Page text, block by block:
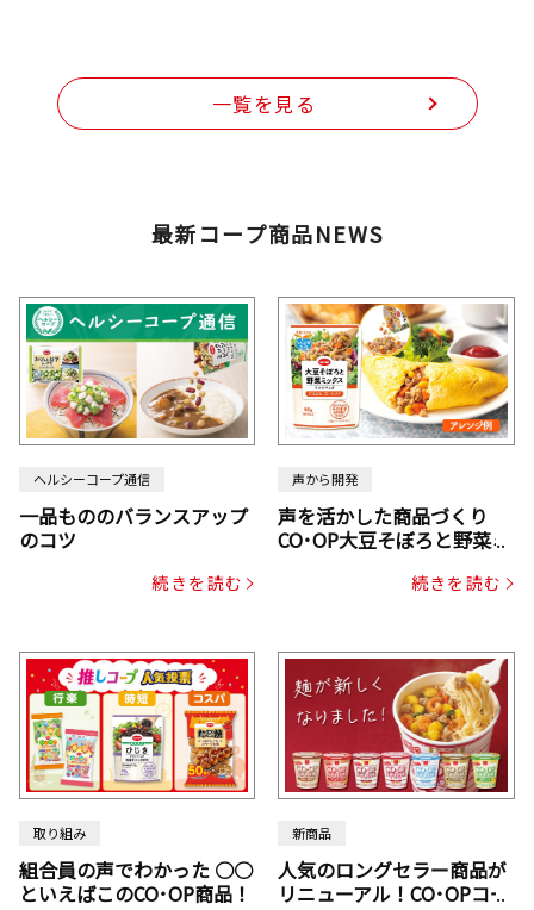
一覧を見る
最新コープ商品NEWS
ヘルシーコープ通信
一品もののバランスアップ
のコツ
続きを読む
声から開発
声を活かした商品づくり
CO･OP大豆そぼろと野菜ミ
じん・コーン入り）続きを読む
取り組み
組合員の声でわかった ○○
といえばこのCO･OP商品！
新商品
人気のロングセラー商品が
リニューアル！CO･OPコー